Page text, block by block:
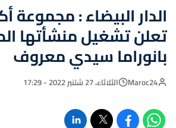
الدار البيضاء : مجموعة
تعلن تشغيل منشأتها
بانوراما سيدي معروف
Maroc24 الثلاثاء، 27 شتنبر 2022 - 17:29